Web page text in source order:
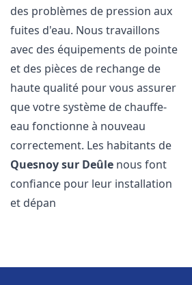
des problèmes de pression aux
fuites d'eau. Nous travaillons
avec des équipements de pointe
et des pièces de rechange de
haute qualité pour vous assurer
que votre système de chauffe-
eau fonctionne à nouveau
correctement. Les habitants de
Quesnoy sur Deûle nous font
confiance pour leur installation
et dépan